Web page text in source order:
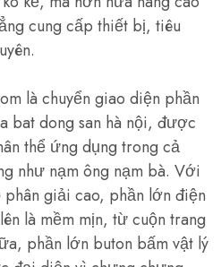
cung cấp thiết bị, tiêu
là chuyển giao diện phần
bat dong san hà nội, được
thể ứng dụng trong cả
như nạm ông nạm bà. Với
giải cao, phần lớn điện
là mềm mịn, từ cuộn trang
phần lớn buton bấm vật lý